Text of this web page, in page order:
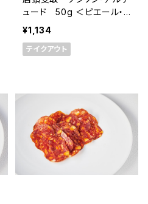
ュード 50g ＜ピエール・
オテイザ＞(フランス・バス
ク)
¥1,134
テイクアウト